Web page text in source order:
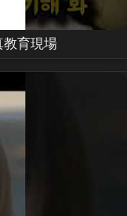
教育現場